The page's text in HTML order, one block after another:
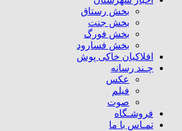
بخش رستاق
بخش جنت
بخش فورگ
بخش فسارود
افلاکیان خاکی پوش
چـند رسانه
عکس
فیلم
صوت
فروشـگاه
تمـاس با ما